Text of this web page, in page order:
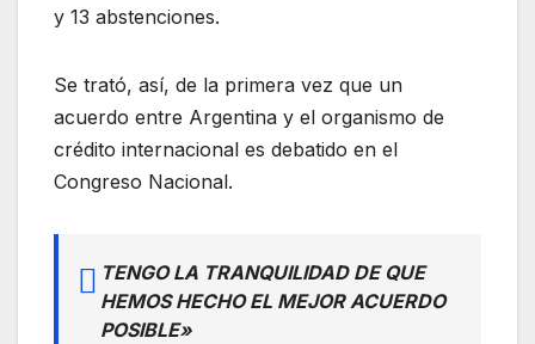
y 13 abstenciones.
Se trató, así, de la primera vez que un
acuerdo entre Argentina y el organismo de
crédito internacional es debatido en el
Congreso Nacional.
TENGO LA TRANQUILIDAD DE QUE
HEMOS HECHO EL MEJOR ACUERDO
POSIBLE»